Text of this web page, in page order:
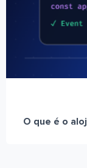
O que é o